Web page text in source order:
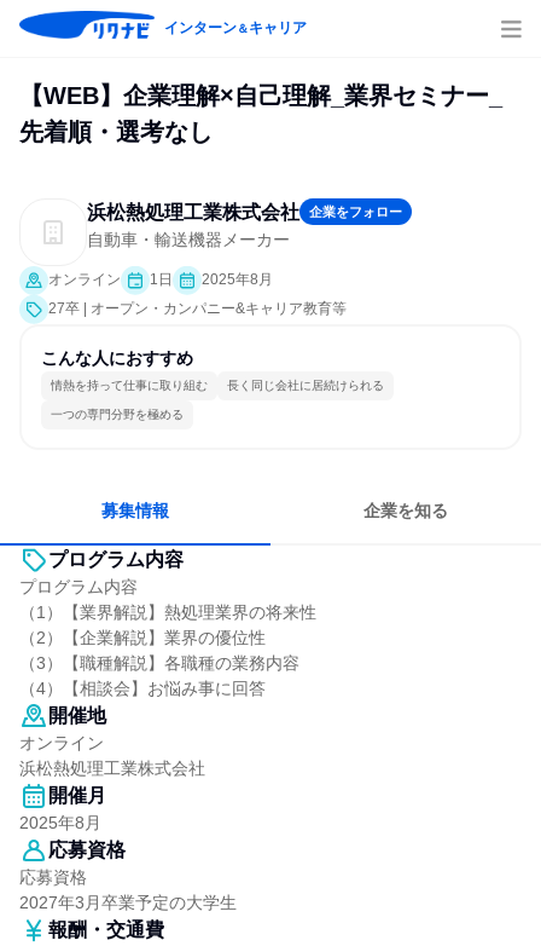
インターン＆キャリア
【WEB】企業理解×自己理解_業界セミナー_
先着順・選考なし
浜松熱処理工業株式会社 企業をフォロー
自動車・輸送機器メーカー
オンライン 1日
2025年8月
27卒 | オープン・カンパニー&キャリア教育等
こんな人におすすめ
情熱を持って仕事に取り組む 長く同じ会社に居続けられる
一つの専門分野を極める
募集情報 企業を知る
プログラム内容
プログラム内容
（1）【業界解説】熱処理業界の将来性
（2）【企業解説】業界の優位性
（3）【職種解説】各職種の業務内容
（4）【相談会】お悩み事に回答
開催地
オンライン
浜松熱処理工業株式会社
開催月
2025年8月
応募資格
応募資格
2027年3月卒業予定の大学生
報酬・交通費